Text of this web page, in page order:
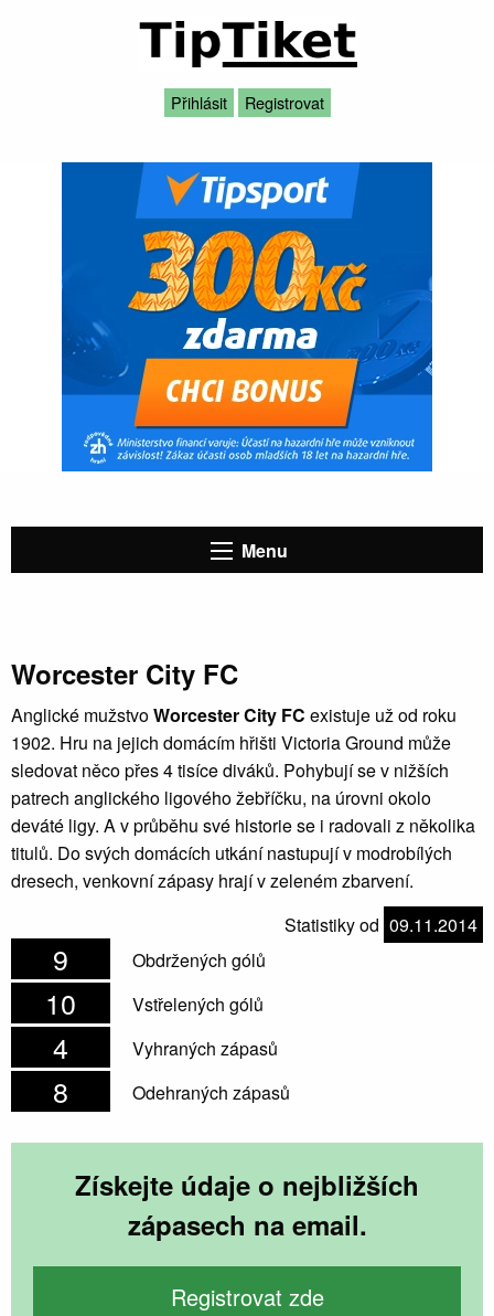
Přihlásit Registrovat
Menu
Worcester City FC
Anglické mužstvoWorcester City FC existuje už od roku
1902. Hru na jejich domácím hřišti Victoria Ground může
sledovat něco přes 4 tisíce diváků. Pohybují se v nižších
patrech anglického ligového žebříčku, na úrovni okolo
deváté ligy. A v průběhu své historie se i radovali z několika
titulů. Do svých domácích utkání nastupují v modrobílých
dresech, venkovní zápasy hrají v zeleném zbarvení.
Statistiky od 09.11.2014
9 Obdržených gólů
10 Vstřelených gólů
4 Vyhraných zápasů
8 Odehraných zápasů
Získejte údaje o nejbližších
zápasech na email.
Registrovat zde